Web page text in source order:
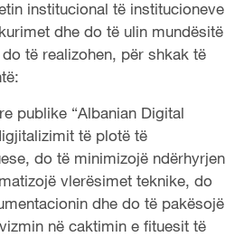
institucional të institucioneve
dhe do të ulin mundësitë
të realizohen, për shkak të
publike “Albanian Digital
të plotë të
do të minimizojë ndërhyrjen
vlerësimet teknike, do
dhe do të pakësojë
në caktimin e fituesit të